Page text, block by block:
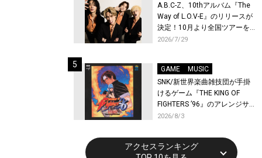
A.B.C-Z、10thアルバム『The
Way of L.O.V-E』のリリースが
決定！10月より全国ツアーを
開催！
2026/7/29
GAME
MUSIC
SNK/新世界楽曲雑技団が手掛
けるゲーム『THE KING OF
FIGHTERS ’96』のアレンジサ
ウンドトラックが配信開始！
2026/8/3
アクセスランキング